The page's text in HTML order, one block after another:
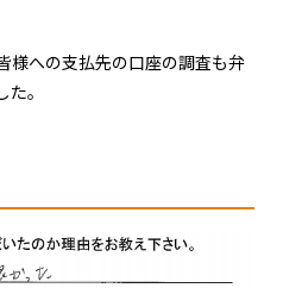
様への支払先の口座の調査も弁
。